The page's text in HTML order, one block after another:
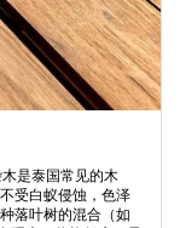
是泰国常见的木
受白蚁侵蚀，色泽
落叶树的混合（如